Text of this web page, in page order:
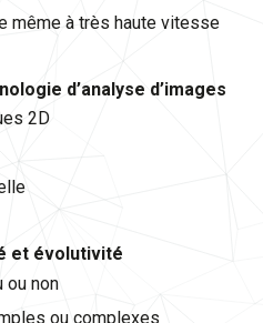
même à très haute vitesse
d’analyse d’images
2D
et évolutivité
ou non
ou complexes